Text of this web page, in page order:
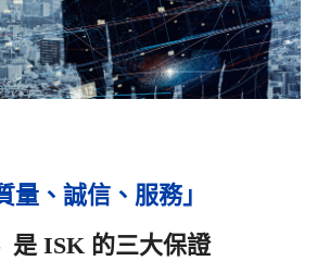
量、誠信、服務」
ISK 的三大保證